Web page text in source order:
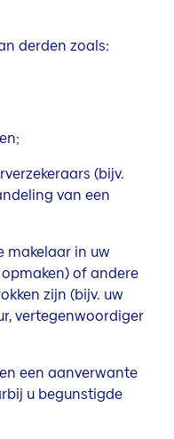
derden zoals:
(bijv.
van een
makelaar in uw
of andere
zijn (bijv. uw
vertegenwoordiger
een aanverwante
u begunstigde